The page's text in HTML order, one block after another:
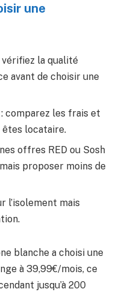
une
vérifiez la qualité
avant de choisir une
: comparez les frais et
locataire.
offres RED ou Sosh
proposer moins de
l’isolement mais
blanche a choisi une
à 39,99€/mois, ce
jusqu’à 200